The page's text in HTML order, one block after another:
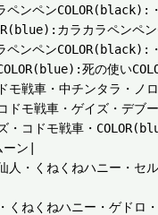
ンペン
カラカラペン
ンペン
死の使い
モ戦車・中チンタラ・
ドモ戦車・ゲイズ・デ
・コドモ戦車・
ーン|
人・くねくねハニー・
ねくねハニー・ゲドロ